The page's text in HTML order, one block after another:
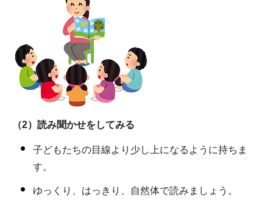
（2）読み聞かせをしてみる
子どもたちの目線より少し上になるように持ちま
す。
ゆっくり、はっきり、自然体で読みましょう。